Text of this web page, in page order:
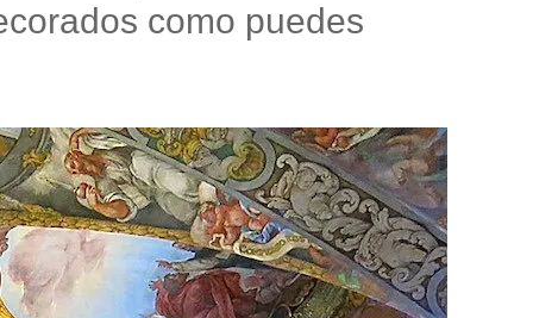
como puedes